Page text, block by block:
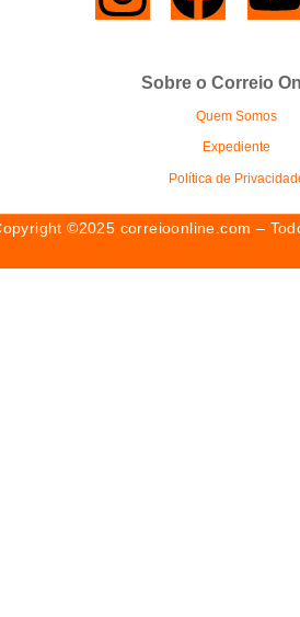
Sobre o Correio
Quem Somos
Expediente
Política de
©2025 correioonline.com –